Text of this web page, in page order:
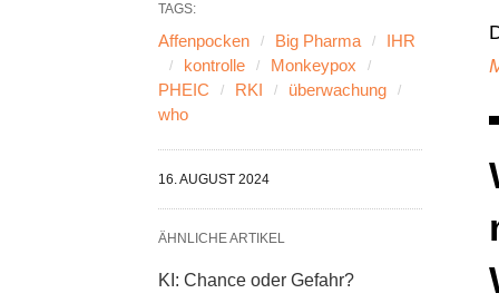
TAGS:
Affenpocken Big Pharma
IHR
kontrolle
Monkeypox
PHEIC
RKI
überwachung
who
16. AUGUST 2024
ÄHNLICHE ARTIKEL
KI: Chance oder Gefahr?